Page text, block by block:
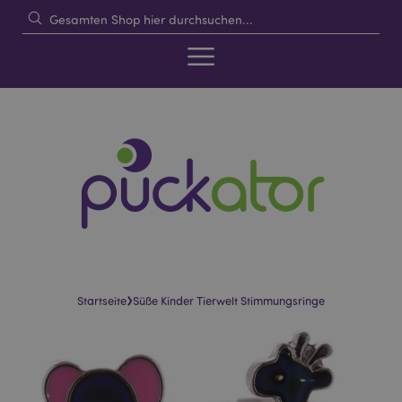
Startseite›Süße Kinder Tierwelt Stimmungsringe
beginning